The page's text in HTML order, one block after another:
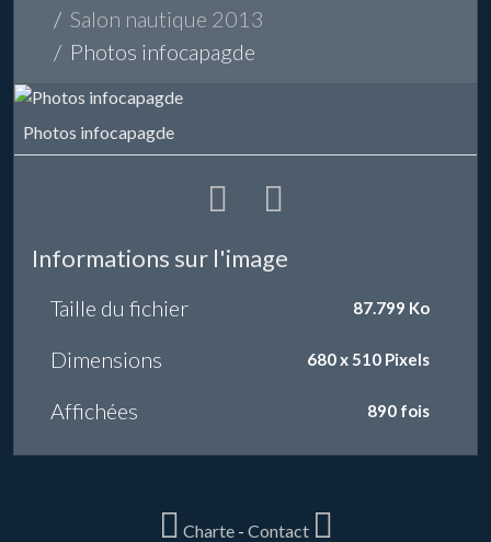
Salon nautique 2013
Photos infocapagde
Photos infocapagde
Informations sur l'image
Taille du fichier 87.799 Ko
Dimensions 680 x 510 Pixels
Affichées 890 fois
Charte- Contact